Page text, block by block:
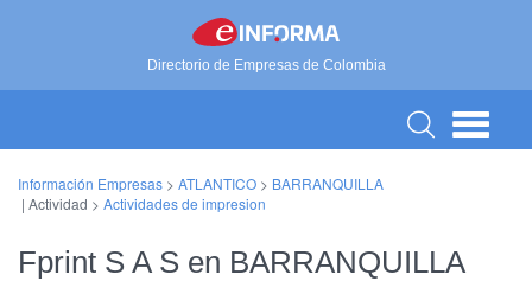
Directorio de Empresas de Colombia
Información Empresas > ATLANTICO > BARRANQUILLA
| Actividad > Actividades de impresion
Fprint S A S en BARRANQUILLA